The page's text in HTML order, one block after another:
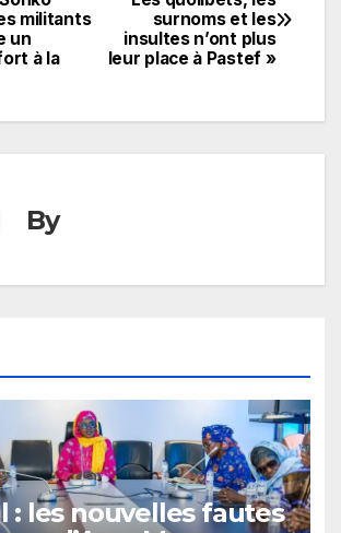
surnoms et les
insultes n’ont plus
leur place à Pastef »
militants
un
à la
By
: les nouvelles fautes